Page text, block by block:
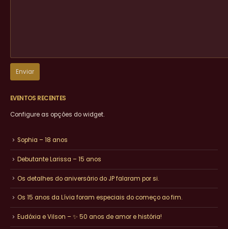
EVENTOS RECENTES
Configure as opções do widget.
Sophia – 18 anos
Debutante Larissa – 15 anos
Os detalhes do aniversário do JP falaram por si.
Os 15 anos da Lívia foram especiais do começo ao fim.
Eudóxia e Vilson – ✨ 50 anos de amor e história!